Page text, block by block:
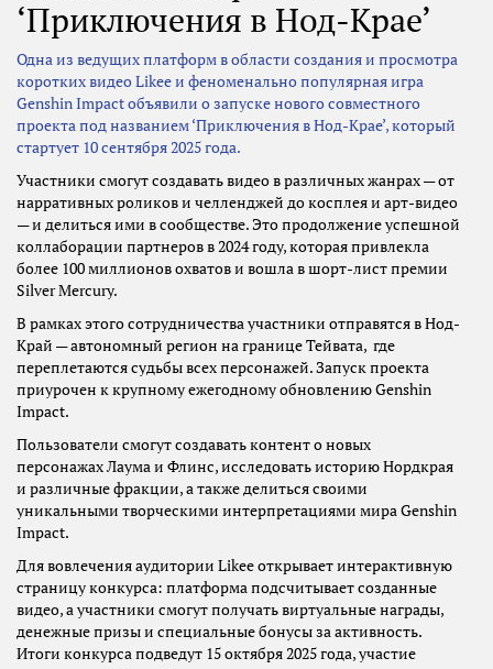
‘Приключения в Нод-Крае’
Одна из ведущих платформ в области создания и просмотра
коротких видео Likee и феноменально популярная игра
Genshin Impact объявили о запуске нового совместного
проекта под названием ‘Приключения в Нод-Крае’, который
стартует 10 сентября 2025 года.
Участники смогут создавать видео в различных жанрах — от
нарративных роликов и челленджей до косплея и арт-видео
— и делиться ими в сообществе. Это продолжение успешной
коллаборации партнеров в 2024 году, которая привлекла
более 100 миллионов охватов и вошла в шорт-лист премии
Silver Mercury.
В рамках этого сотрудничества участники отправятся в Нод-
Край — автономный регион на границе Тейвата, где
переплетаются судьбы всех персонажей. Запуск проекта
приурочен к крупному ежегодному обновлению Genshin
Impact.
Пользователи смогут создавать контент о новых
персонажах Лаума и Флинс, исследовать историю Нордкрая
и различные фракции, а также делиться своими
уникальными творческими интерпретациями мира Genshin
Impact.
Для вовлечения аудитории Likee открывает интерактивную
страницу конкурса: платформа подсчитывает созданные
видео, а участники смогут получать виртуальные награды,
денежные призы и специальные бонусы за активность.
Итоги конкурса подведут 15 октября 2025 года, участие